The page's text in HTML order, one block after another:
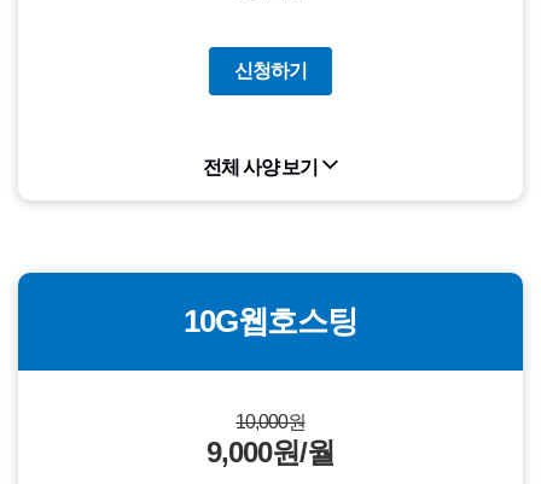
신청하기
전체 사양 보기
10G웹호스팅
10,000원
9,000원/월